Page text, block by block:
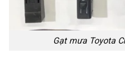
Gạt mưa Toyota